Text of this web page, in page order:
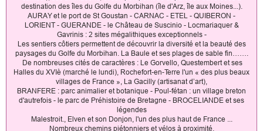
destination des îles du Golfe du Morbihan (île d'Arz, île aux Moines...).
AURAY et le port de St Goustan - CARNAC - ETEL - QUIBERON -
LORIENT - GUERANDE - le Château de Suscinio - Locmariaquer &
Gavrinis : 2 sites mégalithiques exceptionnels -
Les sentiers côtiers permettent de découvrir la diversité et la beauté des
paysages du Golfe du Morbihan. La Baule et ses plages de sable fin…….
De nombreuses cités de caractères : Le Gorvello, Questembert et ses
Halles du XVIè (marché le lundi), Rochefort-en-Terre l'un « des plus beaux
villages de France », La Gacilly (artisanat d’art),
BRANFERE : parc animalier et botanique - Poul-fétan : un village breton
d'autrefois - le parc de Préhistoire de Bretagne - BROCELIANDE et ses
légendes
Malestroit., Elven et son Donjon, l'un des plus haut de France ...
Nombreux chemins piétonniers et vélos à proximité.